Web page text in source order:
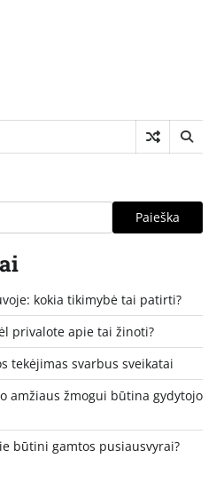
Paieška
kokia tikimybė tai patirti?
privalote apie tai žinoti?
tekėjimas svarbus sveikatai
amžiaus žmogui būtina gydytojo
būtini gamtos pusiausvyrai?